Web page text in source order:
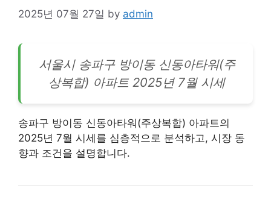
2025년 07월 27일 by admin
서울시 송파구 방이동 신동아타워(주
상복합) 아파트 2025년 7월 시세
송파구 방이동 신동아타워(주상복합) 아파트의
2025년 7월 시세를 심층적으로 분석하고, 시장 동
향과 조건을 설명합니다.